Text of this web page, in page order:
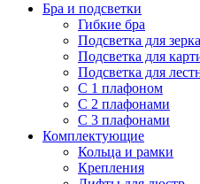
Бра и подсветки
Гибкие бра
Подсветка для
Подсветка для
Подсветка для
С 1 плафоном
С 2 плафонами
С 3 плафонами
Комплектующие
Кольца и рамки
Крепления